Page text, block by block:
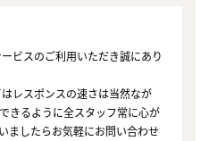
ビスのご利用いただき誠にあり
レスポンスの速さは当然なが
きるように全スタッフ常に心が
ましたらお気軽にお問い合わせ